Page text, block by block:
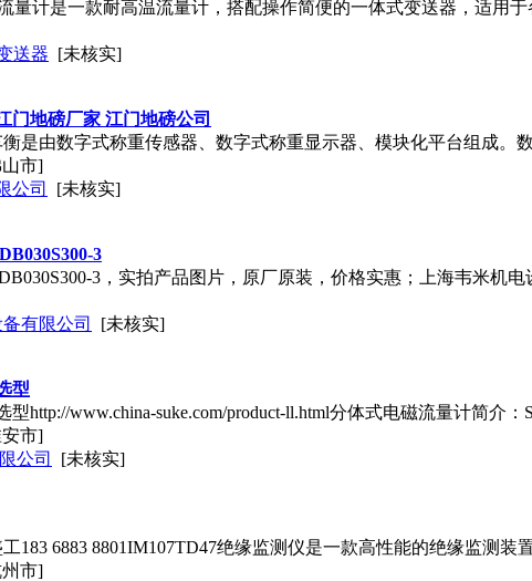
流量计是一款耐高温流量计，搭配操作简便的一体式变送器，适用
送器 [未核实]
门地磅厂家 江门地磅公司
是由数字式称重传感器、数字式称重显示器、模块化平台组成。
市]
公司
[未核实]
3
3，实拍产品图片，原厂原装，价格实惠；上海韦米机
有限公司
[未核实]
型
http://www.china-suke.com/product-ll.html分体式电磁流量计简介
市]
公司
[未核实]
183 6883 8801IM107TD47绝缘监测仪是一款高性能的绝缘监测
市]